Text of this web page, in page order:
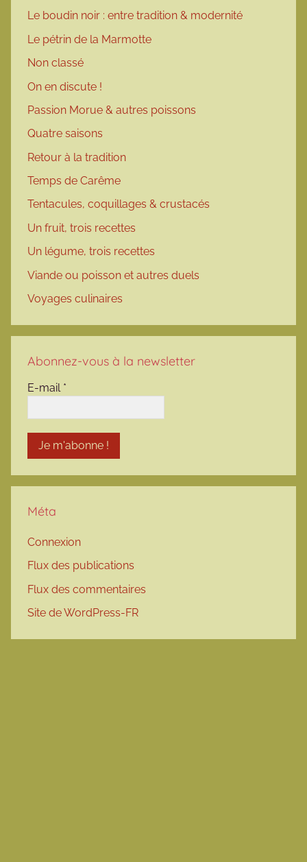
Le boudin noir : entre tradition & modernité
Le pétrin de la Marmotte
Non classé
On en discute !
Passion Morue & autres poissons
Quatre saisons
Retour à la tradition
Temps de Carême
Tentacules, coquillages & crustacés
Un fruit, trois recettes
Un légume, trois recettes
Viande ou poisson et autres duels
Voyages culinaires
Abonnez-vous à la newsletter
E-mail *
Méta
Connexion
Flux des publications
Flux des commentaires
Site de WordPress-FR